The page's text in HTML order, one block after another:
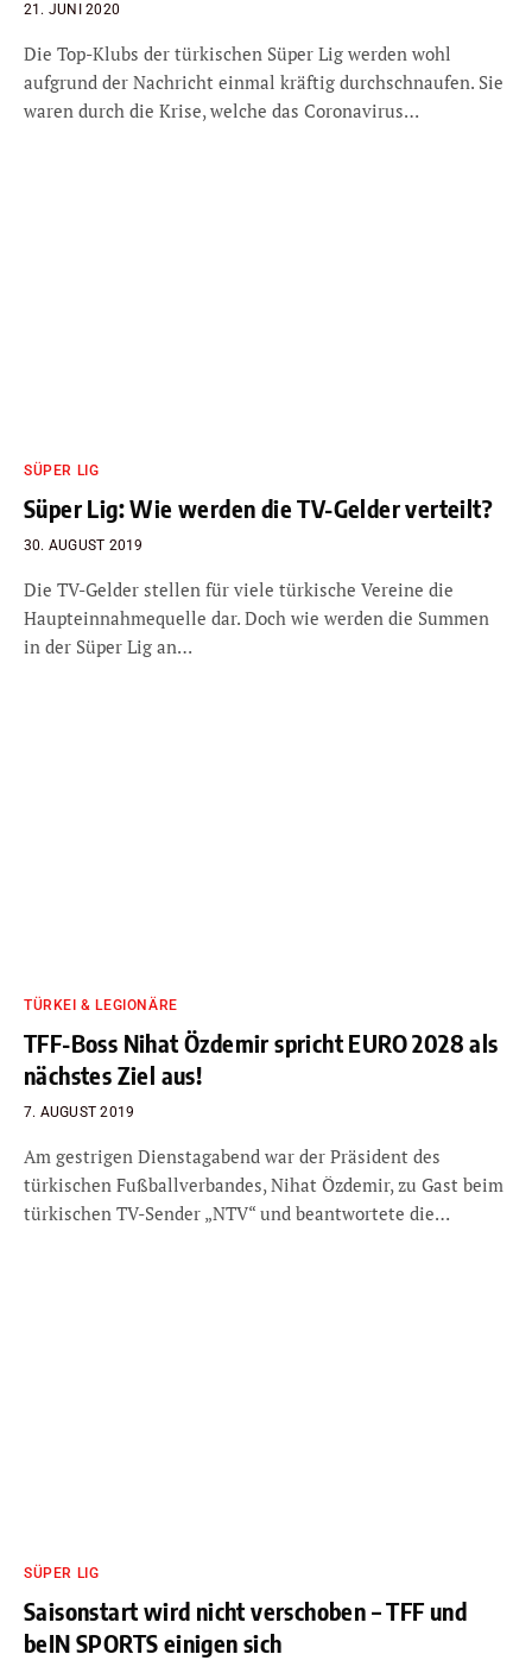
21. JUNI 2020
Die Top-Klubs der türkischen Süper Lig werden wohl
aufgrund der Nachricht einmal kräftig durchschnaufen. Sie
waren durch die Krise, welche das Coronavirus…
SÜPER LIG
Süper Lig: Wie werden die TV-Gelder verteilt?
30. AUGUST 2019
Die TV-Gelder stellen für viele türkische Vereine die
Haupteinnahmequelle dar. Doch wie werden die Summen
in der Süper Lig an…
TÜRKEI & LEGIONÄRE
TFF-Boss Nihat Özdemir spricht EURO 2028 als
nächstes Ziel aus!
7. AUGUST 2019
Am gestrigen Dienstagabend war der Präsident des
türkischen Fußballverbandes, Nihat Özdemir, zu Gast beim
türkischen TV-Sender „NTV“ und beantwortete die…
SÜPER LIG
Saisonstart wird nicht verschoben – TFF und
beIN SPORTS einigen sich